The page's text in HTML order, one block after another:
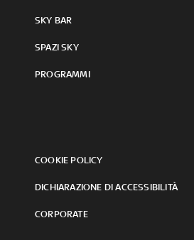
SKY BAR
SPAZI SKY
PROGRAMMI
COOKIE POLICY
DICHIARAZIONE DI ACCESSIBILITÀ
CORPORATE